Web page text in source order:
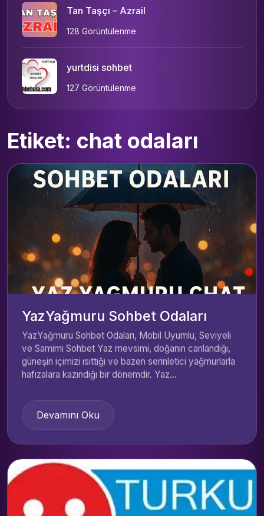
Tan Taşçı – Azrail
128 Görüntülenme
yurtdisi sohbet
127 Görüntülenme
Etiket: chat odaları
YazYağmuru Sohbet Odaları
YazYağmuru Sohbet Odaları, Mobil Uyumlu, Seviyeli
ve Samimi Sohbet Yaz mevsimi, doğanın canlandığı,
güneşin içimizi ısıttığı ve bazen serinletici yağmurlarla
hafızalara kazındığı bir dönemdir. Yaz...
Devamını Oku